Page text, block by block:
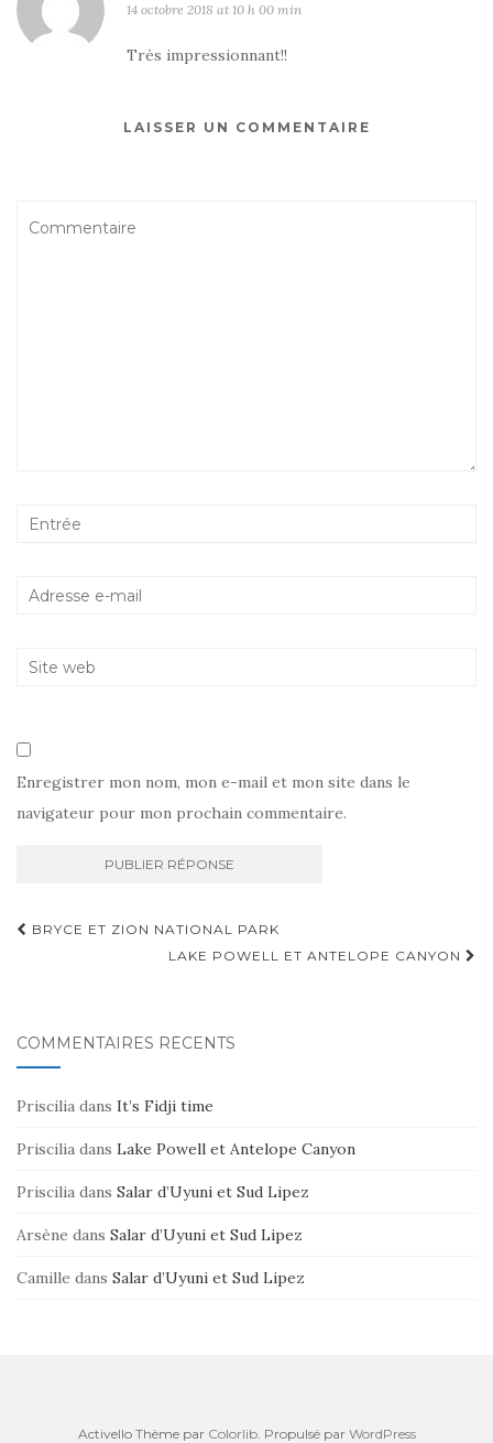
14 octobre 2018 at 10 h 00 min
Très impressionnant!!
LAISSER UN COMMENTAIRE
Enregistrer mon nom, mon e-mail et mon site dans le
navigateur pour mon prochain commentaire.
Navigation
BRYCE ET ZION NATIONAL PARK
LAKE POWELL ET ANTELOPE CANYON
COMMENTAIRES RÉCENTS
Priscilia dans It’s Fidji time
Priscilia dans Lake Powell et Antelope Canyon
Priscilia dans Salar d’Uyuni et Sud Lipez
Arsène dans Salar d’Uyuni et Sud Lipez
Camille dans Salar d’Uyuni et Sud Lipez
Activello Thème par Colorlib. Propulsé par WordPress